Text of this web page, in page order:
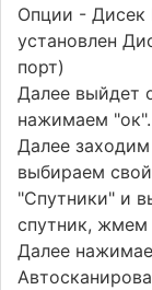
Опции - Дисек
установлен
порт)
Далее выйдет
нажимаем "ок".
Далее
выбираем
"Спутники" и
спутник, жмем
Далее